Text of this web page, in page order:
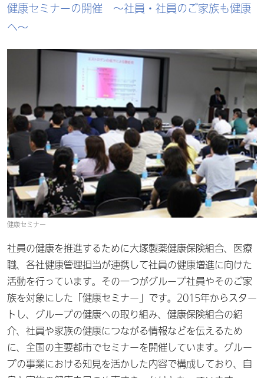
健康セミナーの開催 ～社員・社員のご家族も健康
へ～
健康セミナー
社員の健康を推進するために大塚製薬健康保険組合、医療
職、各社健康管理担当が連携して社員の健康増進に向けた
活動を行っています。その一つがグループ社員やそのご家
族を対象にした「健康セミナー」です。2015年からスター
トし、グループの健康への取り組み、健康保険組合の紹
介、社員や家族の健康につながる情報などを伝えるため
に、全国の主要都市でセミナーを開催しています。グルー
プの事業における知見を活かした内容で構成しており、自